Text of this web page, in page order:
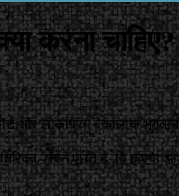
करना चाहिए?
और लोकप्रिय वैकल्पिक
प्रश्न पूछते हैं, तो कृपया